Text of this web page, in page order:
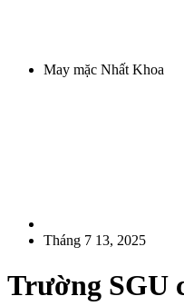
May mặc Nhất Khoa
Tháng 7 13, 2025
Trường SGU